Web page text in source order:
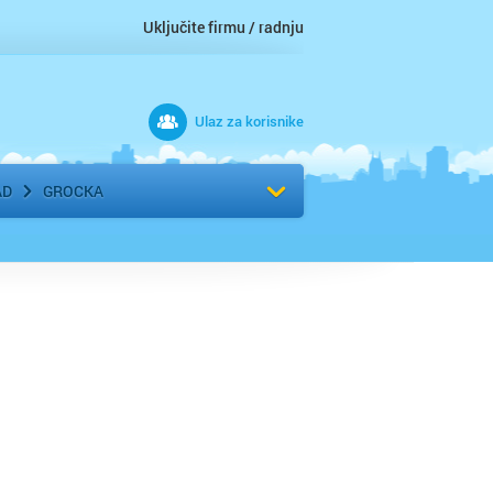
Uključite firmu / radnju
Ulaz za korisnike
GROCKA